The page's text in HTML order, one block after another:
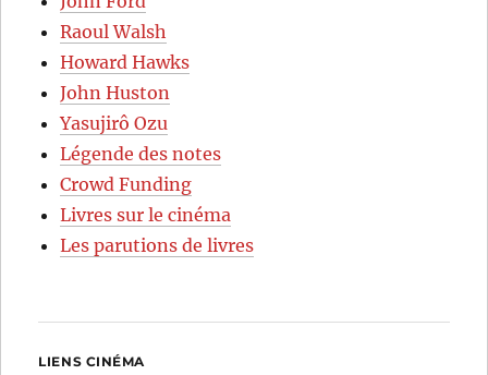
Raoul Walsh
Howard Hawks
John Huston
Yasujirô Ozu
Légende des notes
Crowd Funding
Livres sur le cinéma
Les parutions de livres
LIENS CINÉMA